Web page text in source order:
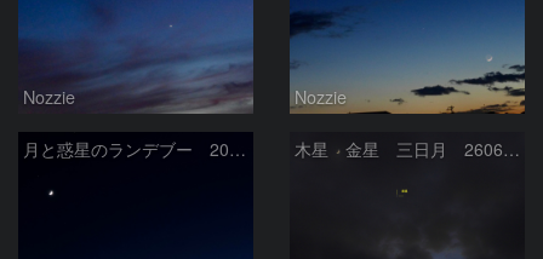
Nozzie Nozzie
月と惑星のランデブー 2026/06/19 木星 金星 三日月 260618